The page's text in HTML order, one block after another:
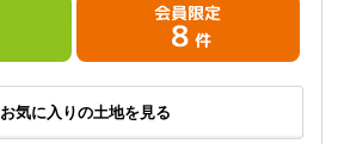
会員限定
8 件
お気に入りの土地を見る